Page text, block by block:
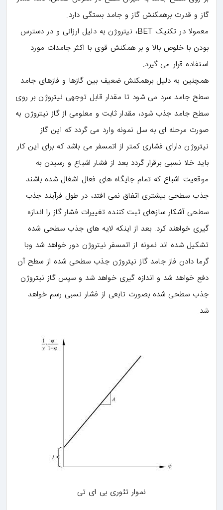
گاز و قدرت برهمکنش گاز و جامد بستگی دارد.
معمولا در تکنیک BET، نیتروژن به دلیل ارزانی و در دسترس
بودن با خلوص بالا و بر همکنش قوی با اکثر جامدات مورد
استفاده قرار می گیرد.
همچنین به دلیل برهمکنش ضعیف بین گازها و فازهای جامد
سطح جامد سرد می شود تا مقدار قابل توجهی نیتروژن بر روی
سطح جامد جذب شود، مقدار ثابت و معلومی از گاز نیتروژن به
صورت مرحله ای به سل نمونه وارد می گردد که این گاز
نیتروژن دارای فشاری کمتر از اتمسفر می باشد که برای این کار
باید خلا نسبی برقرار گردد بعد از فشار اشباع و رسیدن به
موقعیت اشباع که تمام جایگاه های فعال اشغال شده باشند
جذب سطحی بیشتری اتفاق نمی افتد، در طول فرآیند جذب
سطحی آشکار سازهای ثبت کننده تغییرات فشار گاز را اندازه
گیری خواهند کرد. بعد از اینکه لایه های جذب سطحی شده
تشکیل شده اند نمونه از اتمسفر نیتروژن دور خواهد شد وبا
گرما دادن فاز جامد گاز نیتروژن جذب سطحی شده از سطح آن
دفع خواهد شد و اندازه گیری خواهد شد و سپس گاز نیتروژن
جذب سطحی شده بصورت تابعی از فشار نسبی رسم خواهد
شد.
نموار تئوری بی ای تی